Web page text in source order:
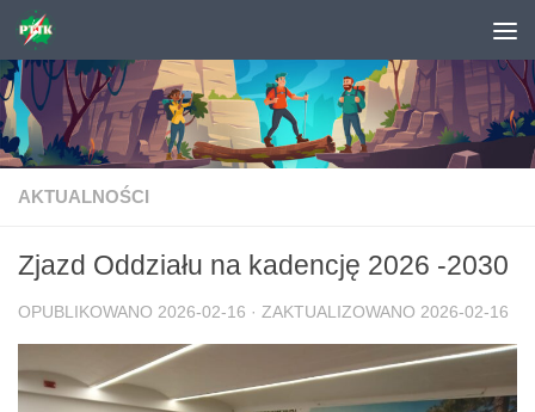
Skip to content
AKTUALNOŚCI
Zjazd Oddziału na kadencję 2026 -2030
OPUBLIKOWANO 2026-02-16 · ZAKTUALIZOWANO 2026-02-16